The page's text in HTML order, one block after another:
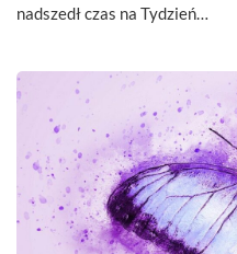
nadszedł czas na Tydzień…